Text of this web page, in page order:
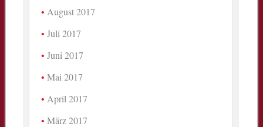
August 2017
Juli 2017
Juni 2017
Mai 2017
April 2017
März 2017